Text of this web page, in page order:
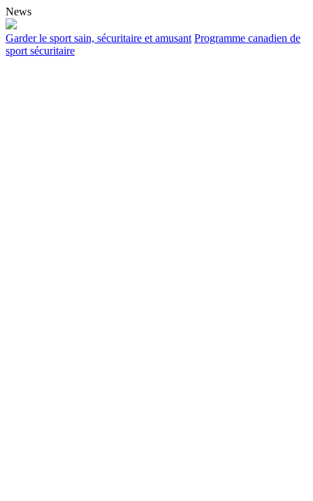
News
Garder le sport sain, sécuritaire et amusant Programme canadien de
sport sécuritaire